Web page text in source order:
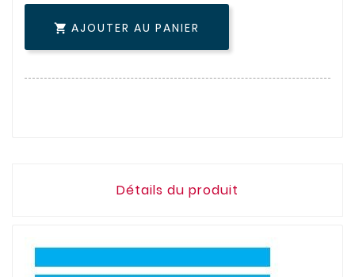
 AJOUTER AU PANIER
Détails du produit